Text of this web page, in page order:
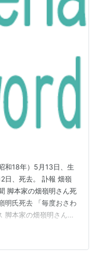
和18年）5月13日、生
日、死去。 訃報 畑嶺
脚本家の畑嶺明さん死
明氏死去 「毎度おさわ
脚本家の畑嶺明さん死
売新聞 畑嶺明さん死
ドラマ「毎度おさわが